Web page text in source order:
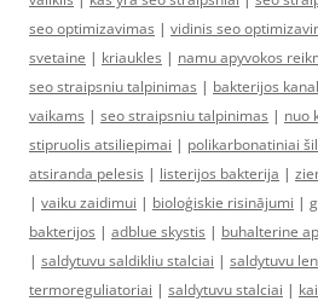
seo optimizavimas | vidinis seo
svetaine | kriaukles | namu apyvokos
seo straipsniu talpinimas | bakterijos
vaikams | seo straipsniu talpinimas | nuo
stipruolis atsiliepimai | polikarbonatiniai
atsiranda pelesis | listerijos bakterija |
| vaiku zaidimui | bioloģiskie risinājumi |
bakterijos | adblue skystis | buhalterine
| saldytuvu saldikliu stalciai | saldytuvu
termoreguliatoriai | saldytuvu stalciai |